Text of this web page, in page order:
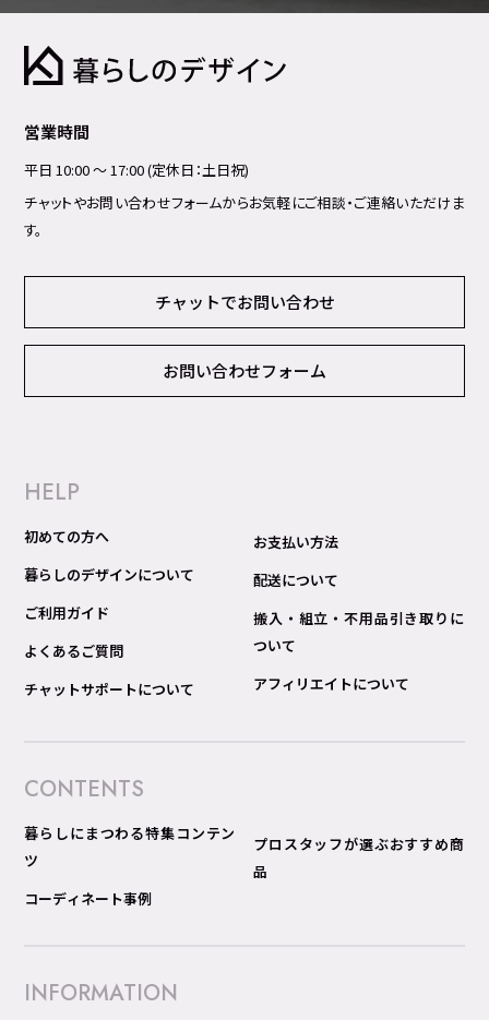
営業時間
平日 10:00 ～ 17:00 (定休日：土日祝)
チャットやお問い合わせフォームからお気軽にご相談・ご連絡いただけま
す。
チャットでお問い合わせ
お問い合わせフォーム
HELP
初めての方へ
暮らしのデザインについて
ご利用ガイド
よくあるご質問
チャットサポートについて
お支払い方法
配送について
搬入・組立・不用品引き取りに
ついて
アフィリエイトについて
CONTENTS
暮らしにまつわる特集コンテン
ツ
コーディネート事例
プロスタッフが選ぶおすすめ商
品
INFORMATION